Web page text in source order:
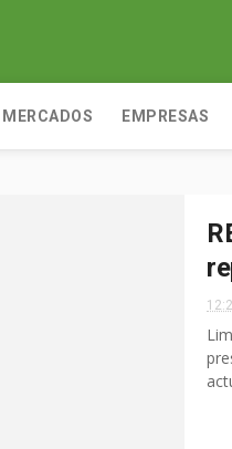
MERCADOS EMPRESAS